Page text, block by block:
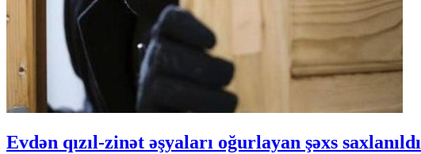
Evdən qızıl-zinət əşyaları oğurlayan şəxs saxlanıldı